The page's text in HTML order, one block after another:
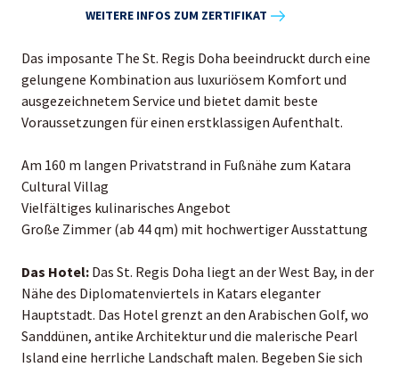
WEITERE INFOS ZUM ZERTIFIKAT
Das imposante The St. Regis Doha beeindruckt durch eine
gelungene Kombination aus luxuriösem Komfort und
ausgezeichnetem Service und bietet damit beste
Voraussetzungen für einen erstklassigen Aufenthalt.
Am 160 m langen Privatstrand in Fußnähe zum Katara
Cultural Villag
Vielfältiges kulinarisches Angebot
Große Zimmer (ab 44 qm) mit hochwertiger Ausstattung
Das Hotel: Das St. Regis Doha liegt an der West Bay, in der
Nähe des Diplomatenviertels in Katars eleganter
Hauptstadt. Das Hotel grenzt an den Arabischen Golf, wo
Sanddünen, antike Architektur und die malerische Pearl
Island eine herrliche Landschaft malen. Begeben Sie sich